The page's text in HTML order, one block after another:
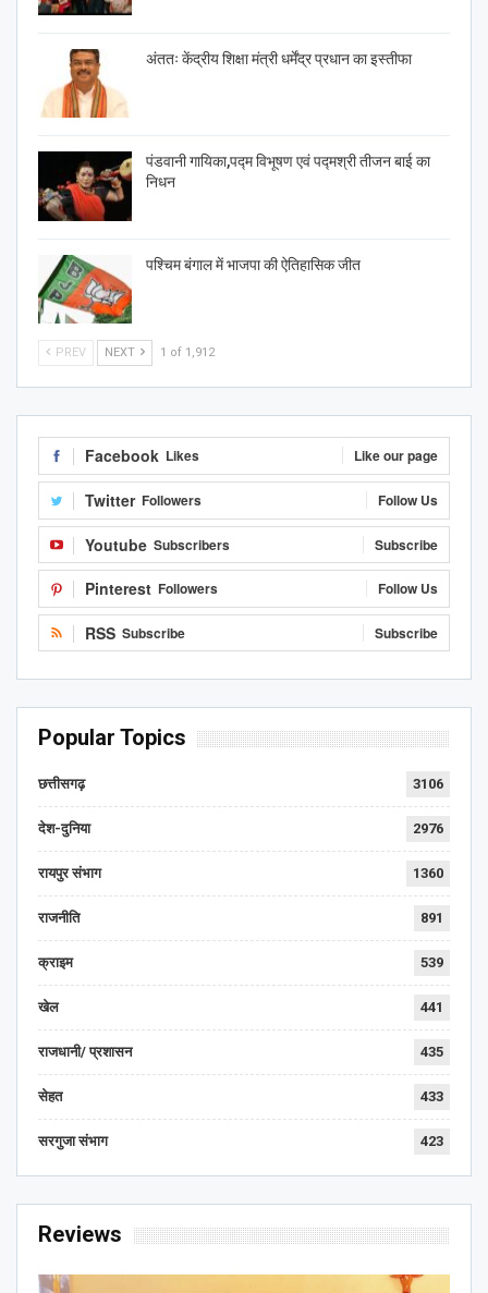
अंततः केंद्रीय शिक्षा मंत्री धर्मेंद्र प्रधान का इस्तीफा
पंडवानी गायिका,पद्म विभूषण एवं पद्मश्री तीजन बाई का
निधन
पश्चिम बंगाल में भाजपा की ऐतिहासिक जीत
PREV NEXT 1 of 1,912
Facebook Likes Like our page
Twitter Followers Follow Us
Youtube Subscribers Subscribe
Pinterest Followers Follow Us
RSS Subscribe Subscribe
Popular Topics
छत्तीसगढ़ 3106
देश-दुनिया 2976
रायपुर संभाग 1360
राजनीति 891
क्राइम 539
खेल 441
राजधानी/ प्रशासन 435
सेहत 433
सरगुजा संभाग 423
Reviews